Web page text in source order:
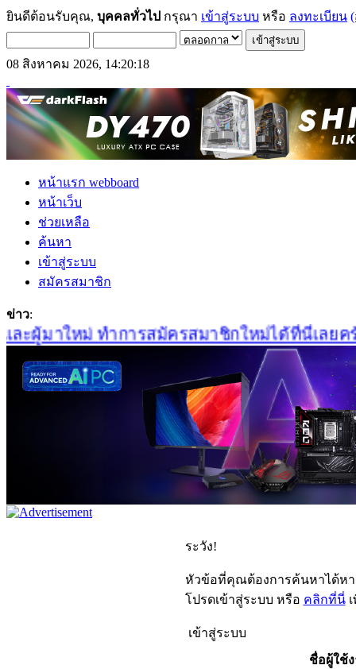
ยินดีต้อนรับคุณ, บุคคลทั่วไป กรุณา เข้าสู่ระบบ หรือ ลงทะเบียน
08 สิงหาคม 2026, 14:20:18
หน้าแรก webboard
หน้าเว็บ
ช่วยเหลือ
ค้นหา
เข้าสู่ระบบ
สมัครสมาชิก
ข่าว:
ะผู้มาใหม่ ทำการสมัครสมาชิกใหม่ได้ที่นี่เลยครั
ระวัง!
หัวข้อที่คุณต้องการค้นหาได้ห
โปรดเข้าสู่ระบบ หรือ คลิกที่นี่เ
เข้าสู่ระบบ
ชื่อผู้ใช้